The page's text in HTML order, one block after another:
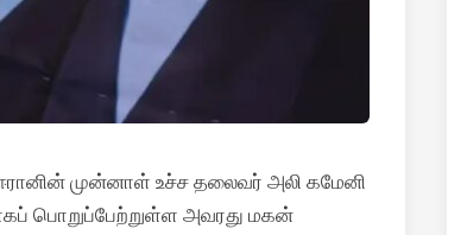
முன்னாள் உச்ச தலைவர் அலி கமேனி
பொறுப்பேற்றுள்ள அவரது மகன்